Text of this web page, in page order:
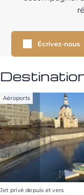
Écrivez-nous
Aéroports
Jet privé depuis et vers